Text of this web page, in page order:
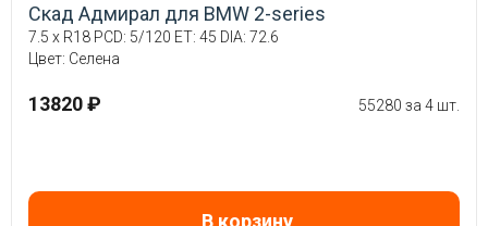
Скад Адмирал для BMW 2-series
7.5 x R18 PCD: 5/120 ET: 45 DIA: 72.6
Цвет: Селена
13820 ₽ 55280 за 4 шт.
В корзину